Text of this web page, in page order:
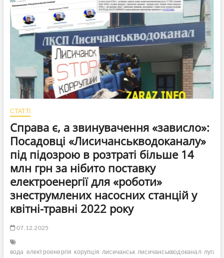
підстанцію,
частина
міста
та
області
без
світла
СТАТТІ
Справа є, а звинувачення «зависло»:
Посадовці «Лисичанськводоканалу»
під підозрою в розтраті більше 14
млн грн за нібито поставку
електроенергії для «роботи»
знеструмлених насосних станцій у
квітні-травні 2022 року
07.12.2025
вода електроенергія корупція лисичанськ лисичанськводоканал